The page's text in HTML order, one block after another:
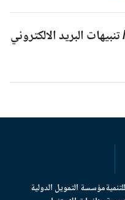
البريد الالكتروني
مؤسسة التمويل الدولية